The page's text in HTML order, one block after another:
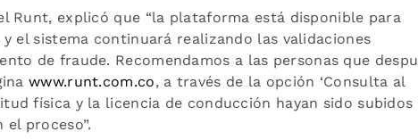
Runt, explicó que “la plataforma está disponible para
el sistema continuará realizando las validaciones
de fraude. Recomendamos a las personas que
www.runt.com.co, a través de la opción ‘Consulta al
física y la licencia de conducción hayan sido subidos
proceso”.